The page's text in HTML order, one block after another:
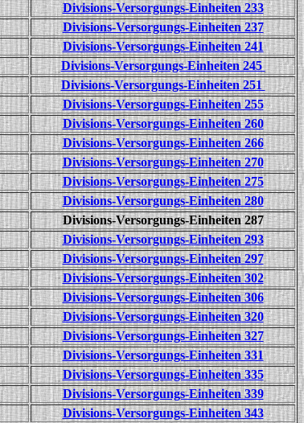
Divisions-Versorgungs-Einheiten 233
Divisions-Versorgungs-Einheiten 237
Divisions-Versorgungs-Einheiten 241
Divisions-Versorgungs-Einheiten 245
Divisions-Versorgungs-Einheiten 251
Divisions-Versorgungs-Einheiten 255
Divisions-Versorgungs-Einheiten 260
Divisions-Versorgungs-Einheiten 266
Divisions-Versorgungs-Einheiten 270
Divisions-Versorgungs-Einheiten 275
Divisions-Versorgungs-Einheiten 280
Divisions-Versorgungs-Einheiten 287
Divisions-Versorgungs-Einheiten 293
Divisions-Versorgungs-Einheiten 297
Divisions-Versorgungs-Einheiten 302
Divisions-Versorgungs-Einheiten 306
Divisions-Versorgungs-Einheiten 320
Divisions-Versorgungs-Einheiten 327
Divisions-Versorgungs-Einheiten 331
Divisions-Versorgungs-Einheiten 335
Divisions-Versorgungs-Einheiten 339
Divisions-Versorgungs-Einheiten 343